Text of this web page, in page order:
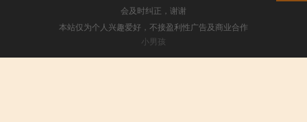
会及时纠正，谢谢
本站仅为个人兴趣爱好，不接盈利性广告及商业合作
小男孩